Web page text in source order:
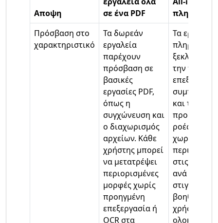
Αποψη
σε ένα PDF
πληρωμή
Πρόσβαση στο
χαρακτηριστικό
Τα δωρεάν
εργαλεία
παρέχουν
πρόσβαση σε
βασικές
εργασίες PDF,
όπως η
συγχώνευση και
ο διαχωρισμός
αρχείων. Κάθε
χρήστης μπορεί
να μετατρέψει
περιορισμένες
μορφές χωρίς
προηγμένη
επεξεργασία ή
OCR στα
Τα
πληρωμή
την πλήρη
συμπίεση
και τις
προηγμένες
ροές
χωρίς
στις
ανά πάσα
στιγμή.
βοηθά τους
χρήστες να